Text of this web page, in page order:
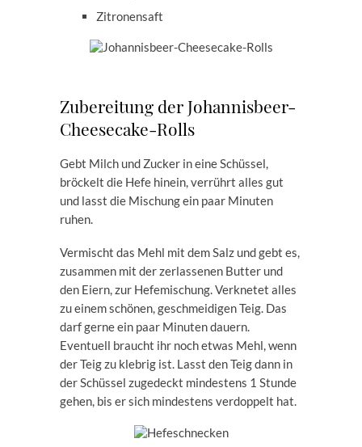
Zitronensaft
Zubereitung der Johannisbeer-
Cheesecake-Rolls
Gebt Milch und Zucker in eine Schüssel,
bröckelt die Hefe hinein, verrührt alles gut
und lasst die Mischung ein paar Minuten
ruhen.
Vermischt das Mehl mit dem Salz und gebt es,
zusammen mit der zerlassenen Butter und
den Eiern, zur Hefemischung. Verknetet alles
zu einem schönen, geschmeidigen Teig. Das
darf gerne ein paar Minuten dauern.
Eventuell braucht ihr noch etwas Mehl, wenn
der Teig zu klebrig ist. Lasst den Teig dann in
der Schüssel zugedeckt mindestens 1 Stunde
gehen, bis er sich mindestens verdoppelt hat.